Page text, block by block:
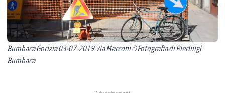
Bumbaca Gorizia 03-07-2019 Via Marconi © Fotografia di Pierluigi
Bumbaca